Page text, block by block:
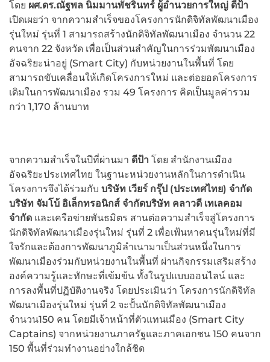
โดย ผศ.ดร.ณัฐพล นิมมานพัชรินทร์ ผู้อำนวยการใหญ่ ดีป้า
เปิดเผยว่า จากความสำเร็จของโครงการนักดิจิทัลพัฒนาเมือง
รุ่นใหม่ รุ่นที่ 1 สามารถสร้างนักดิจิทัลพัฒนาเมือง จำนวน 22
คนจาก 22 จังหวัด เพื่อเป็นส่วนสำคัญในการร่วมพัฒนาเมือง
อัจฉริยะน่าอยู่ (Smart City) กับหน่วยงานในพื้นที่ โดย
สามารถขับเคลื่อนให้เกิดโครงการใหม่ และต่อยอดโครงการ
เดิมในการพัฒนาเมือง รวม 49 โครงการ คิดเป็นมูลค่ารวม
กว่า 1,170 ล้านบาท
จากความสำเร็จในปีที่ผ่านมา ดีป้า โดย สำนักงานเมือง
อัจฉริยะประเทศไทย ในฐานะหน่วยงานหลักในการดำเนิน
โครงการจึงได้ร่วมกับ บริษัท เวียร์ กรุ๊ป (ประเทศไทย) จำกัด
บริษัท จัมโบ้ อิเล็กทรอนิกส์ จำกัดบริษัท คลาวดี เทเลคอม
จำกัด และเครือข่ายพันธมิตร สานต่อความสำเร็จสู่โครงการ
นักดิจิทัลพัฒนาเมืองรุ่นใหม่ รุ่นที่ 2 เพื่อเฟ้นหาคนรุ่นใหม่ที่มี
ใจรักและต้องการพัฒนาภูมิลำเนามาเป็นส่วนหนึ่งในการ
พัฒนาเมืองร่วมกับหน่วยงานในพื้นที่ ผ่านกิจกรรมเสริมสร้าง
องค์ความรู้และทักษะที่เข้มข้น ทั้งในรูปแบบออนไลน์ และ
การลงพื้นที่ปฏิบัติงานจริง โดยประเมินว่า โครงการนักดิจิทัล
พัฒนาเมืองรุ่นใหม่ รุ่นที่ 2 จะปั้นนักดิจิทัลพัฒนาเมือง
จำนวน150 คน โดยมีเจ้าหน้าที่ตัวแทนเมือง (Smart City
Captains) จากหน่วยงานภาครัฐและภาคเอกชน 150 คนจาก
150 พื้นที่ร่วมทำงานอย่างใกล้ชิด